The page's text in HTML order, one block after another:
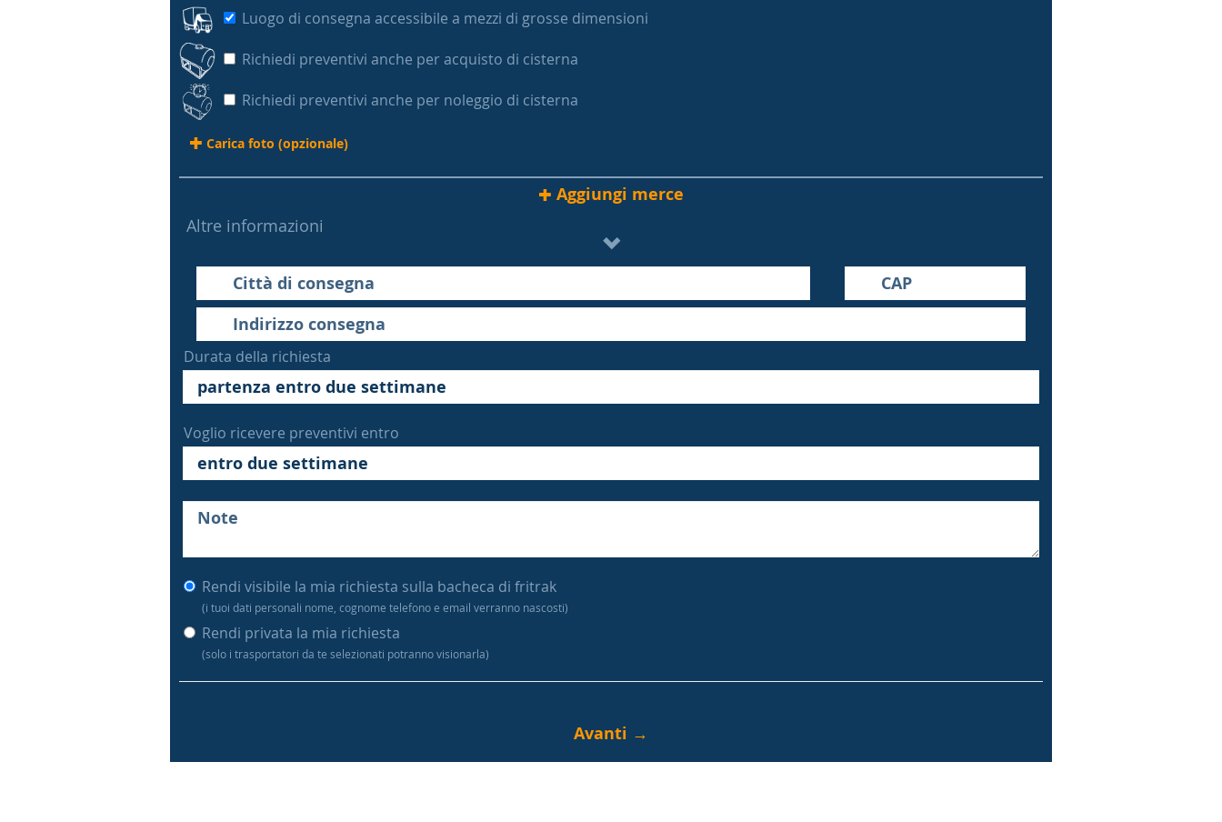
Luogo di consegna accessibile a mezzi di grosse dimensioni
Richiedi preventivi anche per acquisto di cisterna
Richiedi preventivi anche per noleggio di cisterna
Carica foto (opzionale)
Aggiungi merce
Altre informazioni
Durata della richiesta
Voglio ricevere preventivi entro
Rendi visibile la mia richiesta sulla bacheca di fritrak
(i tuoi dati personali nome, cognome telefono e email verranno nascosti)
Rendi privata la mia richiesta
(solo i trasportatori da te selezionati potranno visionarla)